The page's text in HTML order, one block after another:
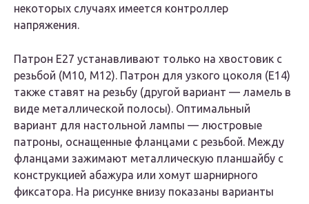
некоторых случаях имеется контроллер
напряжения.
Патрон E27 устанавливают только на хвостовик с
резьбой (М10, М12). Патрон для узкого цоколя (E14)
также ставят на резьбу (другой вариант — ламель в
виде металлической полосы). Оптимальный
вариант для настольной лампы — люстровые
патроны, оснащенные фланцами с резьбой. Между
фланцами зажимают металлическую планшайбу с
конструкцией абажура или хомут шарнирного
фиксатора. На рисунке внизу показаны варианты